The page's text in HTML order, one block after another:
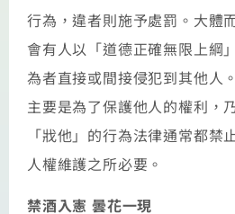
行為，違者則施予處罰。大體
會有人以「道德正確無限上綱
為者直接或間接侵犯到其他人
主要是為了保護他人的權利，
「戕他」的行為法律通常都禁
人權維護之所必要。
禁酒入憲 曇花一現